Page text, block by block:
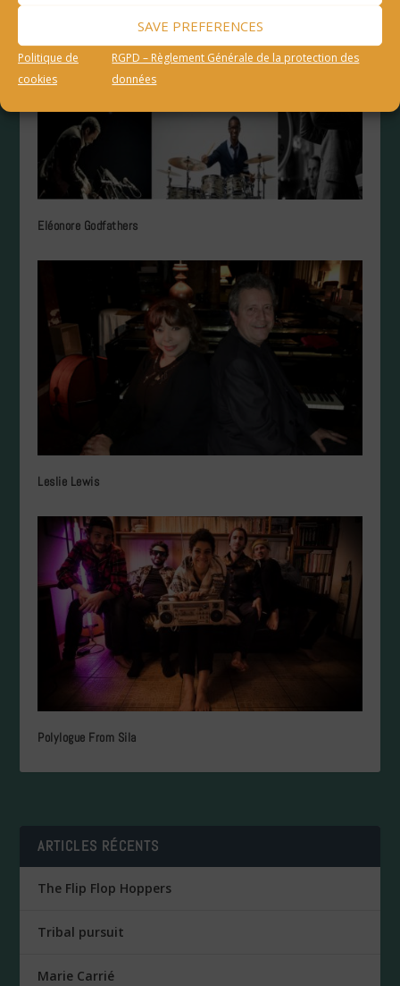
SAVE PREFERENCES
Politique de
cookies
RGPD – Règlement Générale de la protection des
données
Eléonore Godfathers
Leslie Lewis
Polylogue From Sila
ARTICLES RÉCENTS
The Flip Flop Hoppers
Tribal pursuit
Marie Carrié